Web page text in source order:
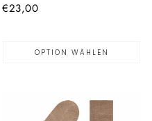
Normaler
€23,00
OPTION WÄHLEN